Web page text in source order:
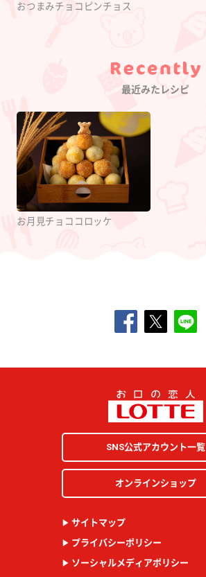
おつまみチョコピンチョス
Category
最近みたレシピ
お月見チョココロッケ
SNS公式アカウント一覧
オンラインショップ
サイトマップ
プライバシーポリシー
ソーシャルメディアポリシー